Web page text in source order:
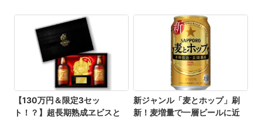
【130万円＆限定3セッ
ト！？】超長期熟成ヱビスと
新ジャンル「麦とホップ」刷
新！麦増量で一層ビールに近